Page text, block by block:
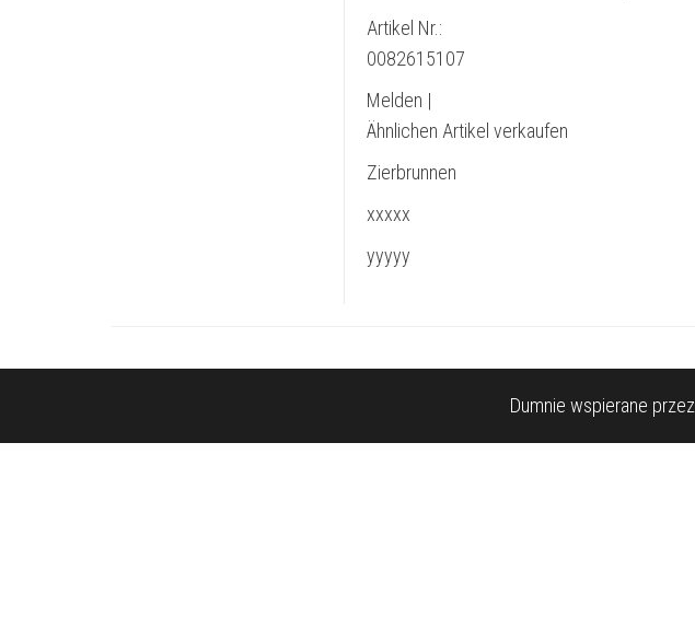
Artikel Nr.:
0082615107
Melden |
Ähnlichen Artikel verkaufen
Zierbrunnen
xxxxx
yyyyy
Dumnie wspierane przez